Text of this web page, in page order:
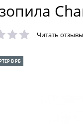
Читать отзывы
В РБ